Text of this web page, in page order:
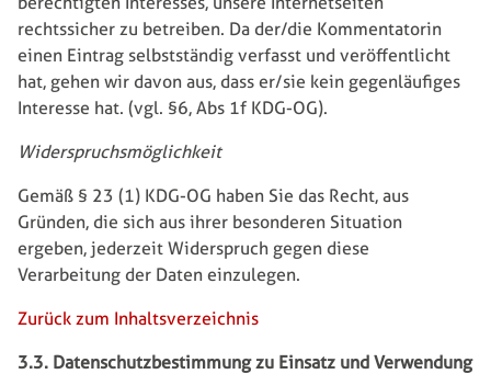
rechtssicher zu betreiben. Da der/die Kommentatorin
einen Eintrag selbstständig verfasst und veröffentlicht
hat, gehen wir davon aus, dass er/sie kein gegenläufiges
Interesse hat. (vgl. §6, Abs 1f KDG-OG).
Widerspruchsmöglichkeit
Gemäß § 23 (1) KDG-OG haben Sie das Recht, aus
Gründen, die sich aus ihrer besonderen Situation
ergeben, jederzeit Widerspruch gegen diese
Verarbeitung der Daten einzulegen.
Zurück zum Inhaltsverzeichnis
3.3. Datenschutzbestimmung zu Einsatz und Verwendung